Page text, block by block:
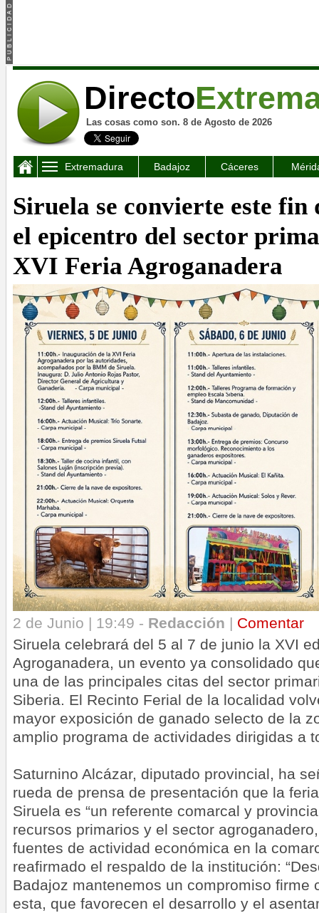
Directo
Las cosas como son. 8 de Agosto de 2026
Extremadura Badajoz Cáceres
Siruela se convierte este fin
el epicentro del sector
XVI Feria Agroganadera
2 de Junio | 19:49 - Redacción | Comentar
Siruela celebrará del 5 al 7 de junio la XVI
Agroganadera, un evento ya consolidado
una de las principales citas del sector
Siberia. El Recinto Ferial de la localidad
mayor exposición de ganado selecto de la
amplio programa de actividades dirigidas a
Saturnino Alcázar, diputado provincial, ha
rueda de prensa de presentación que la
Siruela es “un referente comarcal y
recursos primarios y el sector
fuentes de actividad económica en la
reafirmado el respaldo de la institución:
Badajoz mantenemos un compromiso firme
esta, que favorecen el desarrollo y el